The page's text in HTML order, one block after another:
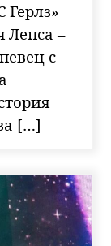
Герлз»
Лепса –
с
[…]